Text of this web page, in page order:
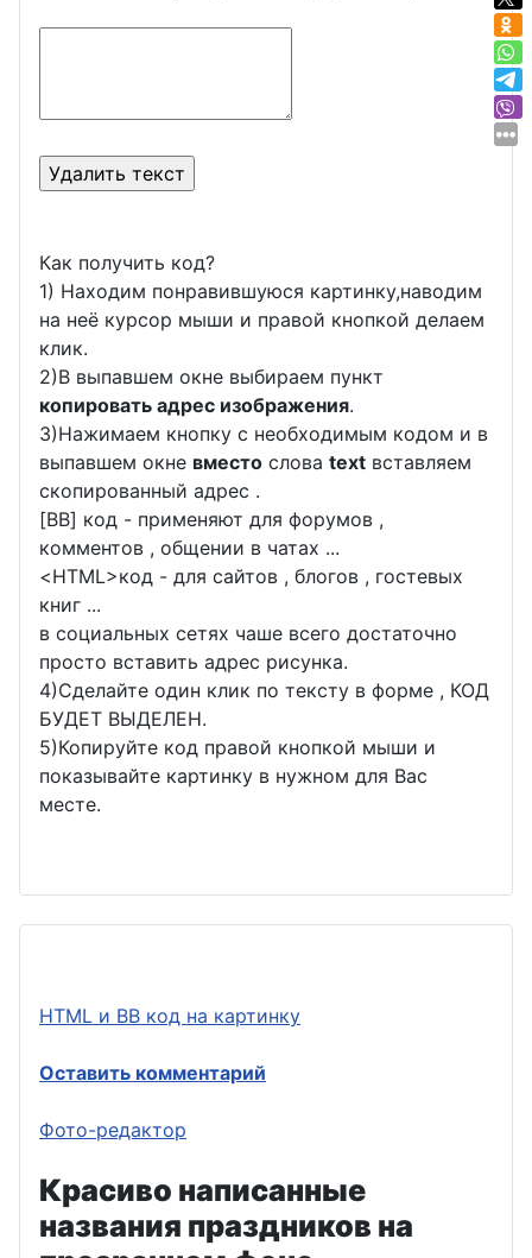
Как получить код?
1) Находим понравившуюся картинку,наводим
на неё курсор мыши и правой кнопкой делаем
клик.
2)В выпавшем окне выбираем пункт
копировать адрес изображения.
3)Нажимаем кнопку с необходимым кодом и в
выпавшем окне вместо слова text вставляем
скопированный адрес .
[BB] код - применяют для форумов ,
комментов , общении в чатах ...
<HTML>код - для сайтов , блогов , гостевых
книг ...
в социальных сетях чаше всего достаточно
просто вставить адрес рисунка.
4)Сделайте один клик по тексту в форме , КОД
БУДЕТ ВЫДЕЛЕН.
5)Копируйте код правой кнопкой мыши и
показывайте картинку в нужном для Вас
месте.
HTML и BB код на картинку
Оставить комментарий
Фото-редактор
Красиво написанные
названия праздников на